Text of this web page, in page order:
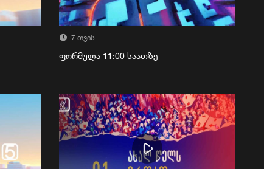
7 თვის
ფორმულა 11:00 საათზე